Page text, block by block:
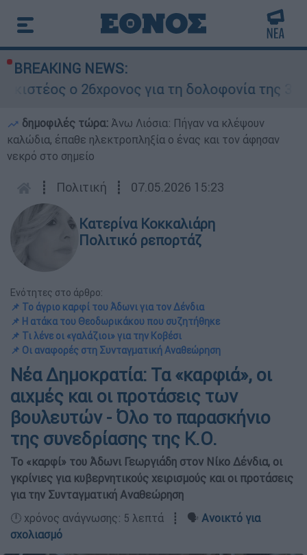
BREAKING NEWS:
ο 26χρονος για τη δολοφονία της 38χρονης
δημοφιλές τώρα: Άνω Λιόσια: Πήγαν να κλέψουν
καλώδια, έπαθε ηλεκτροπληξία ο ένας και τον άφησαν
νεκρό στο σημείο
┋ Πολιτική ┋ 07.05.2026 15:23
Κατερίνα Κοκκαλιάρη
Πολιτικό ρεπορτάζ
Ενότητες στο άρθρο:
📌 Το άγριο καρφί του Άδωνι για τον Δένδια
📌 Η ατάκα του Θεοδωρικάκου που συζητήθηκε
📌 Τι λένε οι «γαλάζιοι» για την Κοβέσι
📌 Οι αναφορές στη Συνταγματική Αναθεώρηση
Νέα Δημοκρατία: Τα «καρφιά», οι
αιχμές και οι προτάσεις των
βουλευτών - Όλο το παρασκήνιο
της συνεδρίασης της Κ.Ο.
Το «καρφί» του Άδωνι Γεωργιάδη στον Νίκο Δένδια, οι
γκρίνιες για κυβερνητικούς χειρισμούς και οι προτάσεις
για την Συνταγματική Αναθεώρηση
🕛 χρόνος ανάγνωσης: 5 λεπτά ┋ 🗣️ Ανοικτό για
σχολιασμό